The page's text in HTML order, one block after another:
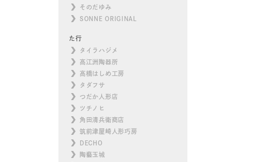
そのだゆみ
SONNE ORIGINAL
た行
タイラハジメ
高江洲陶器所
高橋はしめ工房
タダフサ
つだか人形店
ツチノヒ
角田清兵衛商店
筑前津屋崎人形巧房
DECHO
陶藝玉城